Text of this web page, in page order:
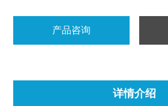
产品咨询
详情介绍